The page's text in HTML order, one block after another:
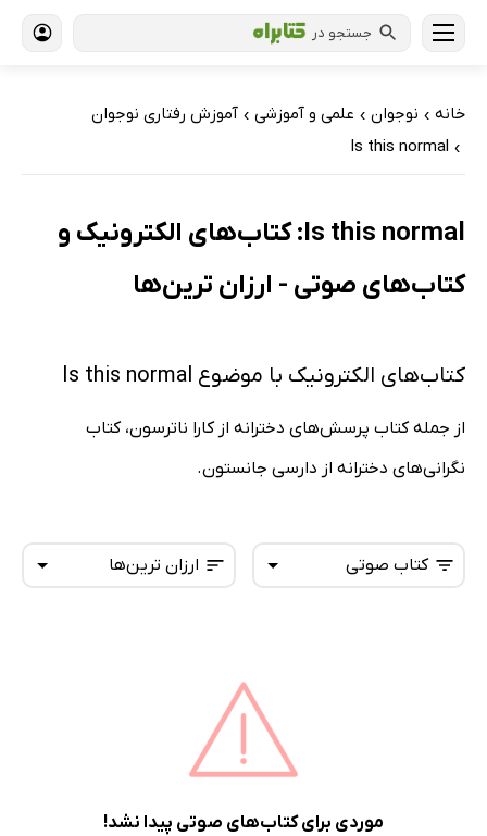
جستجو در
خانه › نوجوان › علمی و آموزشی › آموزش رفتاری نوجوان
›
Is this normal
Is this normal: کتاب‌های الکترونیک و
کتاب‌های صوتی - ارزان ترین‌ها
کتاب‌های الکترونیک با موضوع Is this normal
از جمله کتاب پرسش‌های دخترانه از کارا ناترسون، کتاب
نگرانی‌های دخترانه از دارسی جانستون.
ارزان ترین‌ها
پرفروش‌ها
پربحث‌ها
کتاب صوتی
موردی برای کتاب‌های صوتی پیدا نشد!